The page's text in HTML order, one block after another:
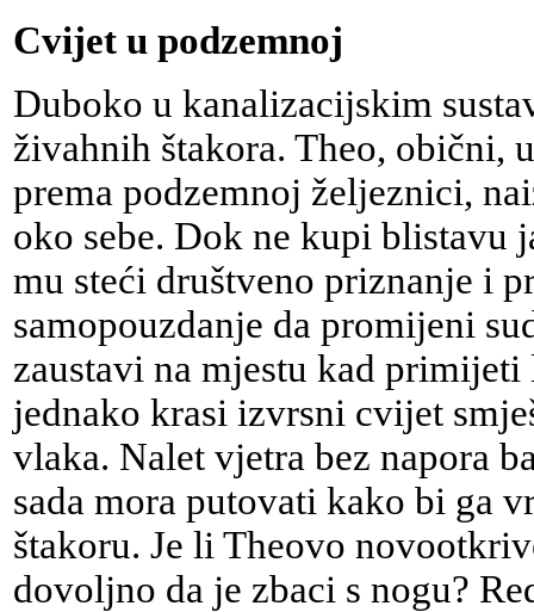
Cvijet u podzemnoj
Duboko u kanalizacijskim
živahnih štakora. Theo, obični,
prema podzemnoj željeznici,
oko sebe. Dok ne kupi blistavu
mu steći društveno priznanje i
samopouzdanje da promijeni
zaustavi na mjestu kad
jednako krasi izvrsni cvijet
vlaka. Nalet vjetra bez napora
sada mora putovati kako bi ga
štakoru. Je li Theovo
dovoljno da je zbaci s nogu?